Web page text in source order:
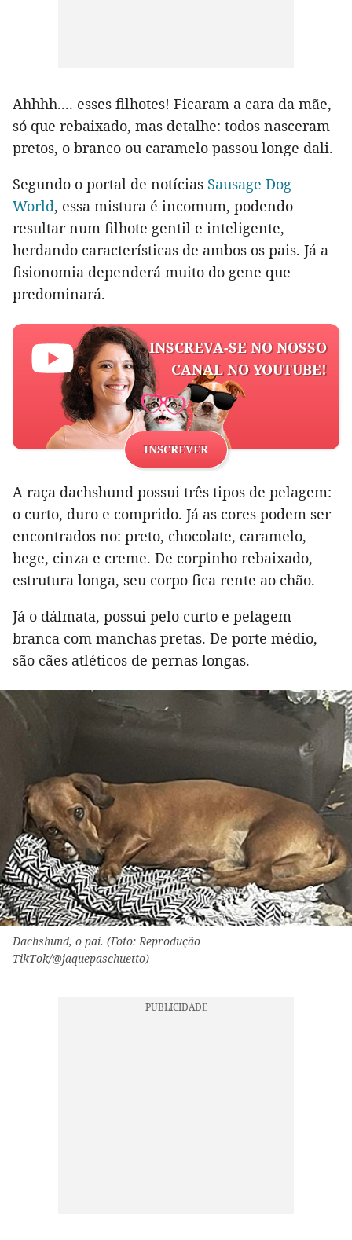
Ahhhh.... esses filhotes! Ficaram a cara da mãe,
só que rebaixado, mas detalhe: todos nasceram
pretos, o branco ou caramelo passou longe dali.
Segundo o portal de notícias Sausage Dog
World, essa mistura é incomum, podendo
resultar num filhote gentil e inteligente,
herdando características de ambos os pais. Já a
fisionomia dependerá muito do gene que
predominará.
INSCREVA-SE NO NOSSO
CANAL NO YOUTUBE!
INSCREVER
A raça dachshund possui três tipos de pelagem:
o curto, duro e comprido. Já as cores podem ser
encontrados no: preto, chocolate, caramelo,
bege, cinza e creme. De corpinho rebaixado,
estrutura longa, seu corpo fica rente ao chão.
Já o dálmata, possui pelo curto e pelagem
branca com manchas pretas. De porte médio,
são cães atléticos de pernas longas.
Dachshund, o pai. (Foto: Reprodução
TikTok/@jaquepaschuetto)